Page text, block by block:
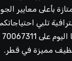
بأعلى معايير
تلبي
مميزة في قطر.